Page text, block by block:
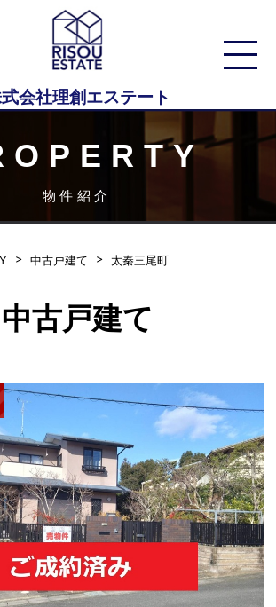
会社理創エステート
物件紹介
中古戸建て 太秦三尾町
中古戸建て